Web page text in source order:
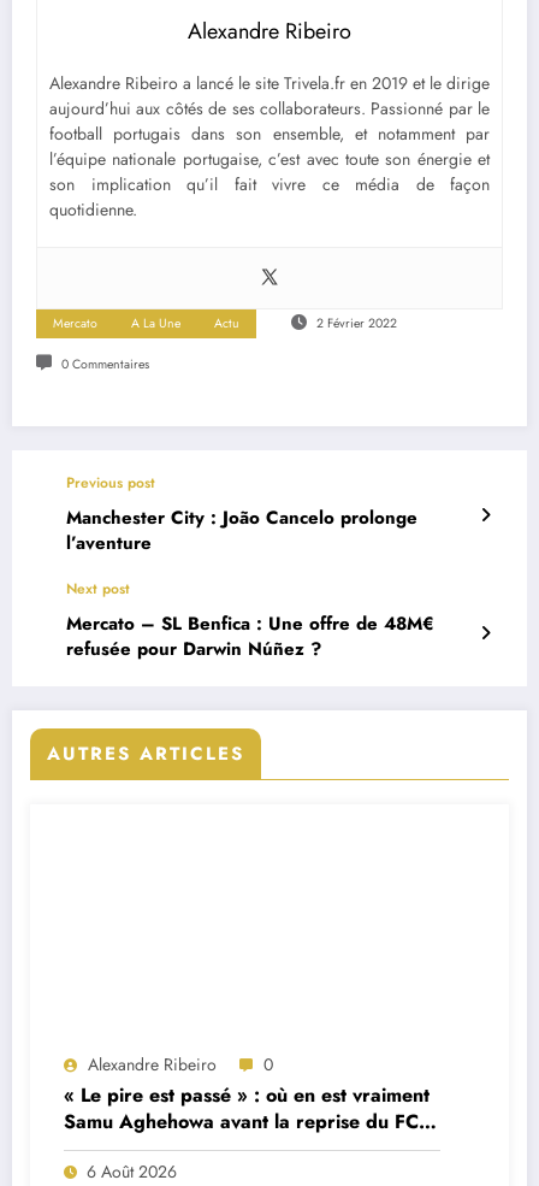
Alexandre Ribeiro
Alexandre Ribeiro a lancé le site Trivela.fr en 2019 et le dirige
aujourd’hui aux côtés de ses collaborateurs. Passionné par le
football portugais dans son ensemble, et notamment par
l’équipe nationale portugaise, c’est avec toute son énergie et
son implication qu’il fait vivre ce média de façon
quotidienne.
Mercato A La Une Actu 2 Février 2022
0 Commentaires
Previous post
Manchester City : João Cancelo prolonge
l’aventure
Next post
Mercato – SL Benfica : Une offre de 48M€
refusée pour Darwin Núñez ?
AUTRES ARTICLES
Alexandre Ribeiro 0
« Le pire est passé » : où en est vraiment
Samu Aghehowa avant la reprise du FC
Porto ?
6 Août 2026